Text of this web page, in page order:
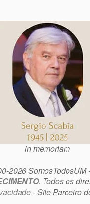
in memoriam
2026 SomosTodosUM
. Todos os
- Site Parceiro